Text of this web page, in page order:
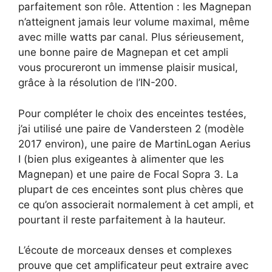
parfaitement son rôle. Attention : les Magnepan
n’atteignent jamais leur volume maximal, même
avec mille watts par canal. Plus sérieusement,
une bonne paire de Magnepan et cet ampli
vous procureront un immense plaisir musical,
grâce à la résolution de l’IN-200.
Pour compléter le choix des enceintes testées,
j’ai utilisé une paire de Vandersteen 2 (modèle
2017 environ), une paire de MartinLogan Aerius
I (bien plus exigeantes à alimenter que les
Magnepan) et une paire de Focal Sopra 3. La
plupart de ces enceintes sont plus chères que
ce qu’on associerait normalement à cet ampli, et
pourtant il reste parfaitement à la hauteur.
L’écoute de morceaux denses et complexes
prouve que cet amplificateur peut extraire avec